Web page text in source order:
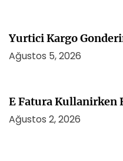
Yurtici Kargo
Ağustos 5, 2026
E Fatura Kullanirken
Ağustos 2, 2026